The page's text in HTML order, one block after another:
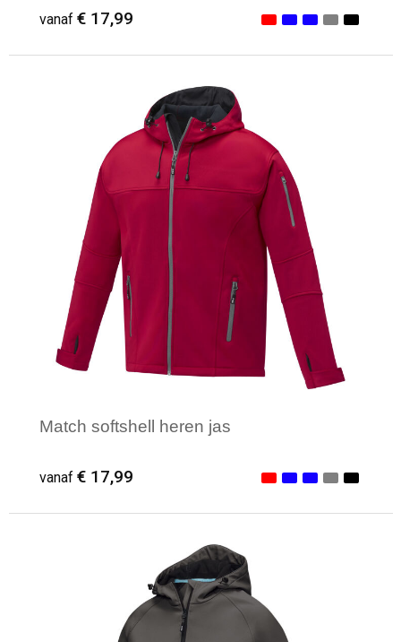
vanaf € 17,99
Minimale afname: 1
Match softshell heren jas
vanaf € 17,99
Minimale afname: 1